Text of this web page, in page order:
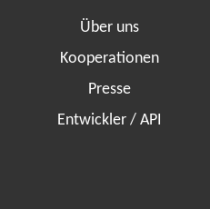
Über uns
Kooperationen
Presse
Entwickler / API